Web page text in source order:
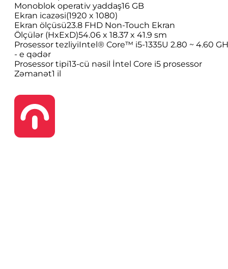
Monoblok operativ yaddaş16 GB
Ekran icazəsi(1920 x 1080)
Ekran ölçüsü23.8 FHD Non-Touch Ekran
Ölçülər (HxExD)54.06 x 18.37 x 41.9 sm
Prosessor tezliyiIntel® Core™ i5-1335U 2.80 ~ 4.60
- e qədər
Prosessor tipi13-cü nəsil İntel Core i5 prosessor
Zəmanət1 il